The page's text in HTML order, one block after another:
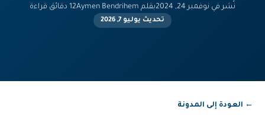
نُشر في نوفمبر 24, 2024 بقلم Aymen Bendrihem 12 دقائق قراءة
تحديث يوليو 7, 2026
← العودة إلى المدونة